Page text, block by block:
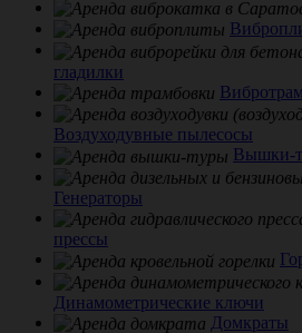
гладилки
Воздуходувные пылесосы
Вышки-
Генераторы
прессы
Динамометрические ключи
Домкраты